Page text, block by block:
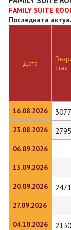
FAMILY SUITE
Последната
Дата
16.08.2026
23.08.2026
06.09.2026
13.09.2026
20.09.2026
27.09.2026
04.10.2026
стая
3077
2795
2471
2130